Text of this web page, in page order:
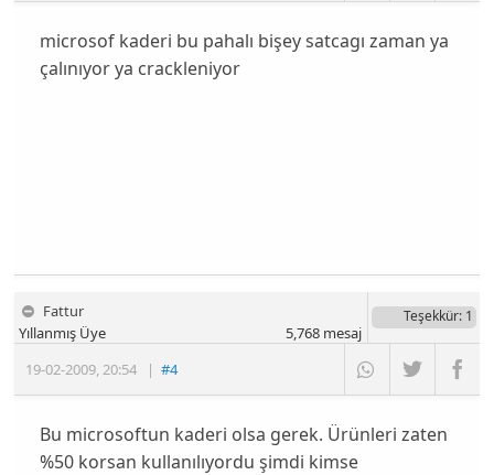
microsof kaderi bu pahalı bişey satcagı zaman ya
çalınıyor ya crackleniyor
Fattur
19-02-2009,20:54 |#4
Yıllanmış Üye
Teşekkür: 1
5,768mesaj
Bu microsoftun kaderi olsa gerek. Ürünleri zaten
%50 korsan kullanılıyordu şimdi kimse